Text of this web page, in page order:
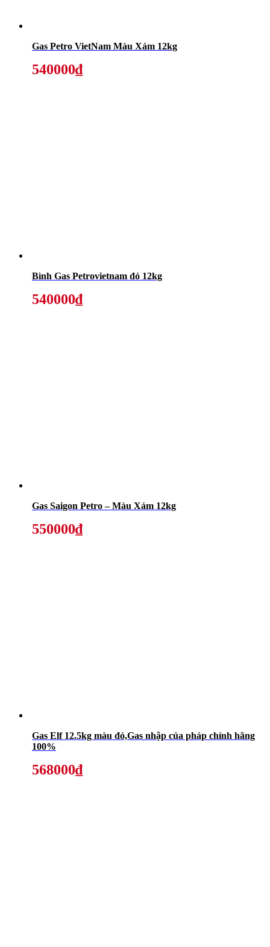
Gas Petro VietNam Màu Xám 12kg
540000₫
Bình Gas Petrovietnam đỏ 12kg
540000₫
Gas Saigon Petro – Màu Xám 12kg
550000₫
Gas Elf 12.5kg màu đỏ,Gas nhập của pháp chính hãng
100%
568000₫